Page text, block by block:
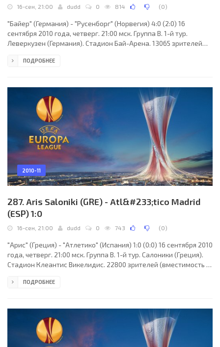
16-сен, 21:00 dudd 0 814 (0)
"Байер" (Германия) - "Русенборг" (Норвегия) 4:0 (2:0) 16
сентября 2010 года, четверг. 21:00 мск. Группа B. 1-й тур.
Леверкузен (Германия). Стадион Бай-Арена. 13065 зрителей
(Виборг, Дания). "Байер": Рене Адлер, Даниэль Шваб, Штефан
Хельмес, Сидней Сэм, Эрен Дердийок (Транкильо Барнетта,
78), Николай Йоргенсен. Главный тренер -
ПОДРОБНЕЕ
2010-11
287. Aris Saloniki (GRE) - Atl&#233;tico Madrid
(ESP) 1:0
16-сен, 21:00 dudd 0 743 (0)
"Арис" (Греция) - "Атлетико" (Испания) 1:0 (0:0) 16 сентября 2010
года, четверг. 21:00 мск. Группа B. 1-й тур. Салоники (Греция).
Стадион Клеантис Викелидис. 22800 зрителей (вместимость -
Тайн,Тайн-энд-Уир, Англия). "Арис": Михаил Сифакис, Роналдо
Сакис Приттас, Коке, Карлос Руис (Костас Каснаферис, 90+1),
Хавито. Главный тренер -
ПОДРОБНЕЕ